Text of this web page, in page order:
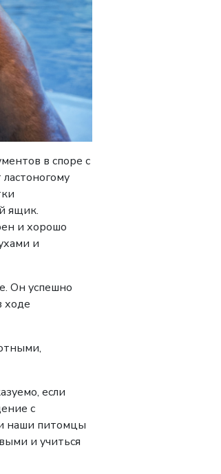
в споре с
ящик.
и хорошо
и
Он успешно
ходе
если
с
наши питомцы
и учиться